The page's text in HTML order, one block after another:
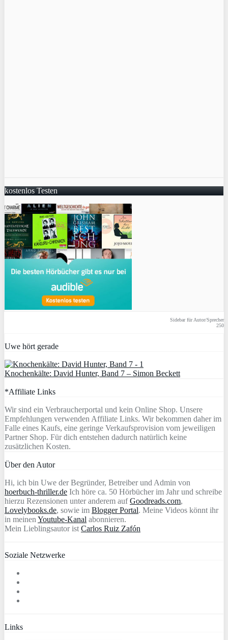
kostenlos Testen
Sidebar für Autor/Sprecher
250
Uwe hört gerade
Knochenkälte: David Hunter, Band 7 – Simon Beckett
*Affiliate Links
Wir sind ein Verbraucherportal und kein Online Shop. Unsere
Empfehlungen verwenden Affiliate Links. Wir bekommen daher im
Falle eines Kaufs, eine geringe Verkaufsprovision vom jeweiligen
Partner Shop. Für dich entstehen dadurch natürlich keine
zusätzlichen Kosten.
Über den Autor
Hi, ich bin Uwe der Begründer, Betreiber und Admin von
hoerbuch-thriller.de Ich höre ca. 50 Hörbücher im Jahr und schreibe
hierzu Rezensionen unter anderem aufGoodreads.com,
Lovelybooks.de, sowie im Blogger Portal. Meine Videos könnt ihr
in meinen Youtube-Kanal abonnieren.
Mein Lieblingsautor ist Carlos Ruiz Zafón
Soziale Netzwerke
Links